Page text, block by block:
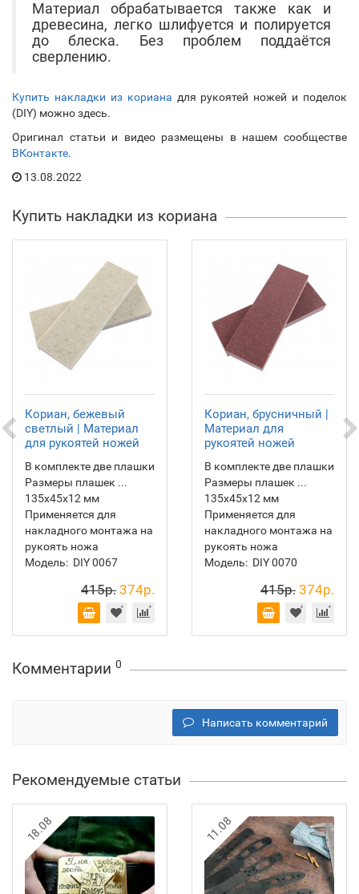
Материал обрабатывается также как и
древесина, легко шлифуется и полируется
до блеска. Без проблем поддаётся
сверлению.
Купить накладки из кориана для рукоятей ножей и поделок
(DIY) можно здесь.
Оригинал статьи и видео размещены в нашем сообществе
ВКонтакте.
13.08.2022
Купить накладки из кориана
Кориан, бежевый
светлый | Материал
для рукоятей ножей
В комплекте две плашки
Размеры плашек ...
135х45х12 мм
Применяется для
накладного монтажа на
рукоять ножа
Модель: DIY 0067
415р. 374р.
Кориан, брусничный |
Материал для
рукоятей ножей
В комплекте две плашки
Размеры плашек ...
135х45х12 мм
Применяется для
накладного монтажа на
рукоять ножа
Модель: DIY 0070
415р. 374р.
Комментарии 0
Написать комментарий
Рекомендуемые статьи
18.08 11.08